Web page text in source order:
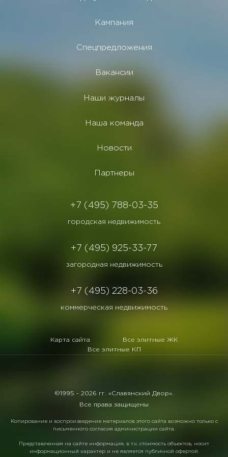
Кампания
Спецпредложения
Вакансии
Наши журналы
Наша команда
Новости
Партнеры
+7 (495) 788-03-35
городская недвижимость
+7 (495) 925-33-77
загородная недвижимость
+7 (495) 228-03-36
коммерческая недвижимость
Карта сайта
Все элитные ЖК
Все элитные КП
©1995 - 2026 гг. «Славянский Двор».
Все права защищены
Копирование и воспроизведение материалов этого сайта возможно только с
письменного согласия администрации сайта.
Представленная на сайте информация, в т.ч. стоимость объектов, носит
информационный характер и не является публичной офертой.